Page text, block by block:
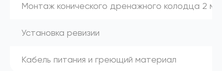
Монтаж конического дренажного колодца 2 м
Установка ревизии
Кабель питания и греющий материал